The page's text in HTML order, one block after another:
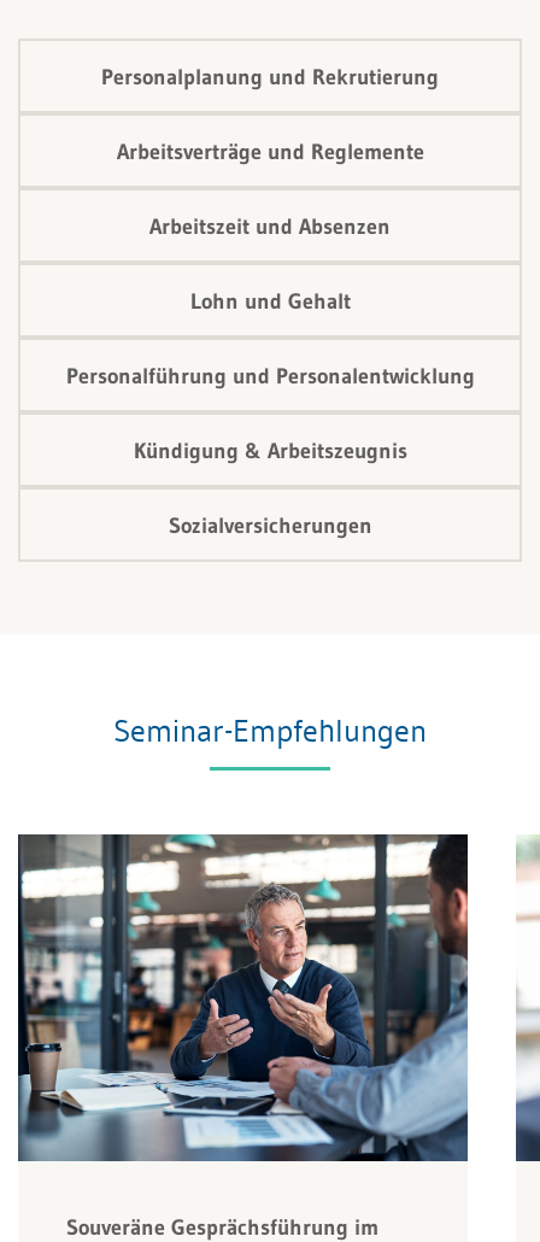
Personalplanung und Rekrutierung
Arbeitsverträge und Reglemente
Arbeitszeit und Absenzen
Lohn und Gehalt
Personalführung und Personalentwicklung
Kündigung & Arbeitszeugnis
Sozialversicherungen
Seminar-Empfehlungen
Souveräne Gesprächsführung im